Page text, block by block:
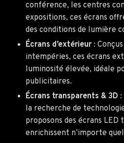
conférence, les centres
expositions, ces écrans
des conditions de lumière
Écrans d’extérieur :
intempéries, ces écrans
luminosité élevée, idéale
publicitaires.
Écrans transparents & 3D
la recherche de
proposons des écrans
enrichissent n’importe